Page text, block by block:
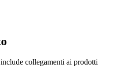
collegamenti ai prodotti